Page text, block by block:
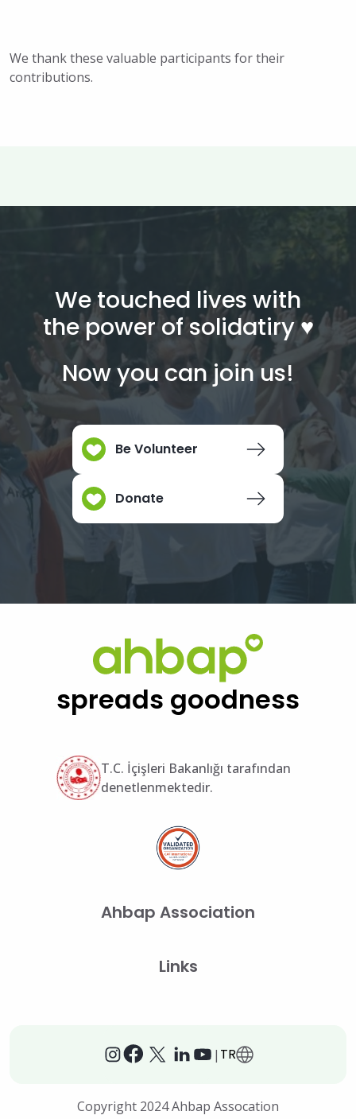
We thank these valuable participants for their
contributions.
We touched lives with
the power of solidatiry ♥︎
Now you can join us!
Be Volunteer
Donate
spreads goodness
T.C. İçişleri Bakanlığı tarafından
denetlenmektedir.
Ahbap Association
Links
| TR
Copyright 2024 Ahbap Assocation